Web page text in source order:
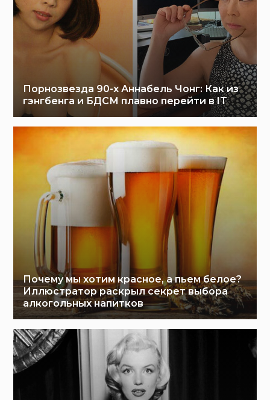
Порнозвезда 90-х Аннабель Чонг: Как из
гэнгбенга и БДСМ плавно перейти в IT
Почему мы хотим красное, а пьем белое?
Иллюстратор раскрыл секрет выбора
алкогольных напитков